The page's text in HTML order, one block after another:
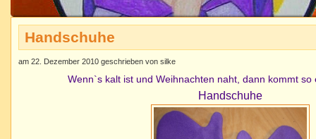
Handschuhe
am 22. Dezember 2010 geschrieben von silke
Wenn`s kalt ist und Weihnachten naht, dann kommt so
Handschuhe